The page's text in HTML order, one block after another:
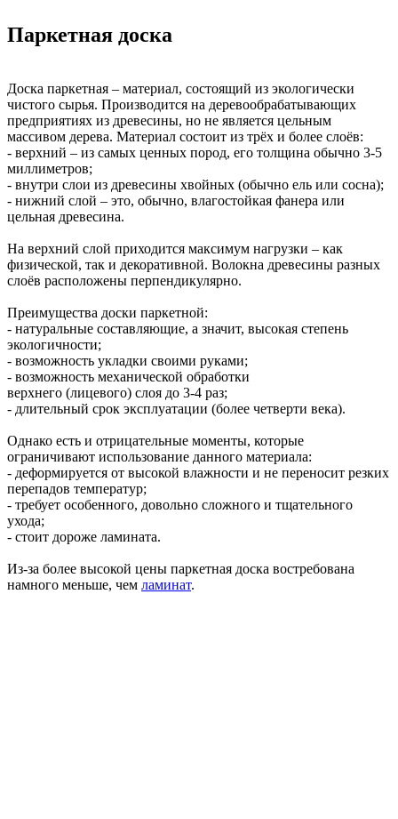
Паркетная доска
Доска паркетная – материал, состоящий из экологически
чистого сырья. Производится на деревообрабатывающих
предприятиях из древесины, но не является цельным
массивом дерева. Материал состоит из трёх и более слоёв:
- верхний – из самых ценных пород, его толщина обычно 3-5
миллиметров;
- внутри слои из древесины хвойных (обычно ель или сосна);
- нижний слой – это, обычно, влагостойкая фанера или
цельная древесина.
На верхний слой приходится максимум нагрузки – как
физической, так и декоративной. Волокна древесины разных
слоёв расположены перпендикулярно.
Преимущества доски паркетной:
- натуральные составляющие, а значит, высокая степень
экологичности;
- возможность укладки своими руками;
- возможность механической обработки
верхнего (лицевого) слоя до 3-4 раз;
- длительный срок эксплуатации (более четверти века).
Однако есть и отрицательные моменты, которые
ограничивают использование данного материала:
- деформируется от высокой влажности и не переносит резких
перепадов температур;
- требует особенного, довольно сложного и тщательного
ухода;
- стоит дороже ламината.
Из-за более высокой цены паркетная доска востребована
намного меньше, чем ламинат.